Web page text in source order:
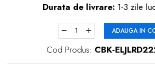
Durata de livrare: 1-3 zile
ADAUGA IN
Cod Produs: CBK-